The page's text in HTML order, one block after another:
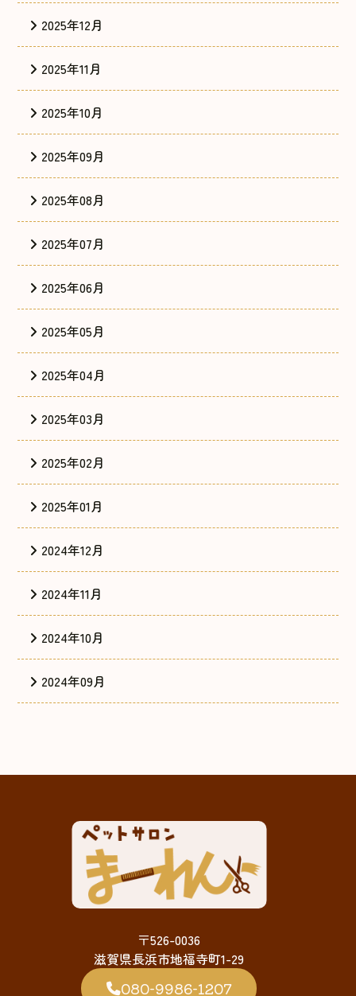
2025年12月
2025年11月
2025年10月
2025年09月
2025年08月
2025年07月
2025年06月
2025年05月
2025年04月
2025年03月
2025年02月
2025年01月
2024年12月
2024年11月
2024年10月
2024年09月
〒526-0036
滋賀県長浜市地福寺町1-29
080-9986-1207